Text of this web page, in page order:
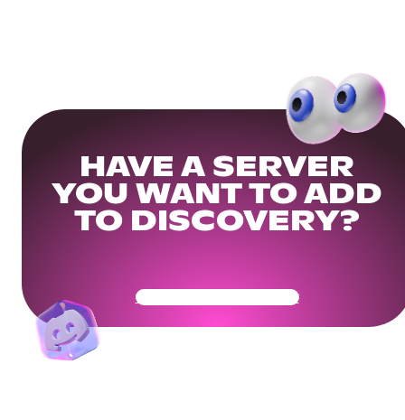
HAVE A SERVER
YOU WANT TO ADD
TO DISCOVERY?
Get Your Community Ready